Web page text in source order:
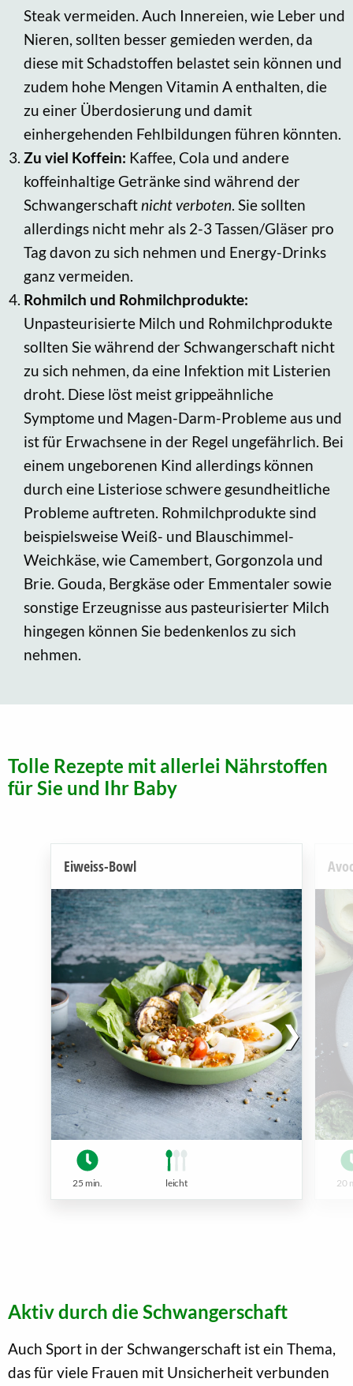
Steak vermeiden. Auch Innereien, wie Leber und
Nieren, sollten besser gemieden werden, da
diese mit Schadstoffen belastet sein können und
zudem hohe Mengen Vitamin A enthalten, die
zu einer Überdosierung und damit
einhergehenden Fehlbildungen führen könnten.
Zu viel Koffein: Kaffee, Cola und andere
koffeinhaltige Getränke sind während der
Schwangerschaftnicht verboten. Sie sollten
allerdings nicht mehr als 2-3 Tassen/Gläser pro
Tag davon zu sich nehmen und Energy-Drinks
ganz vermeiden.
Rohmilch und Rohmilchprodukte:
Unpasteurisierte Milch und Rohmilchprodukte
sollten Sie während der Schwangerschaft nicht
zu sich nehmen, da eine Infektion mit Listerien
droht. Diese löst meist grippeähnliche
Symptome und Magen-Darm-Probleme aus und
ist für Erwachsene in der Regel ungefährlich. Bei
einem ungeborenen Kind allerdings können
durch eine Listeriose schwere gesundheitliche
Probleme auftreten. Rohmilchprodukte sind
beispielsweise Weiß- und Blauschimmel-
Weichkäse, wie Camembert, Gorgonzola und
Brie. Gouda, Bergkäse oder Emmentaler sowie
sonstige Erzeugnisse aus pasteurisierter Milch
hingegen können Sie bedenkenlos zu sich
nehmen.
Tolle Rezepte mit allerlei Nährstoffen
für Sie und Ihr Baby
Eiweiss-Bowl
25 min. leicht 20
Aktiv durch die Schwangerschaft
Auch Sport in der Schwangerschaft ist ein Thema,
das für viele Frauen mit Unsicherheit verbunden